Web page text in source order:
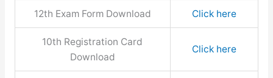
12th Exam Form Download Click here
10th Registration Card
Download
Click here